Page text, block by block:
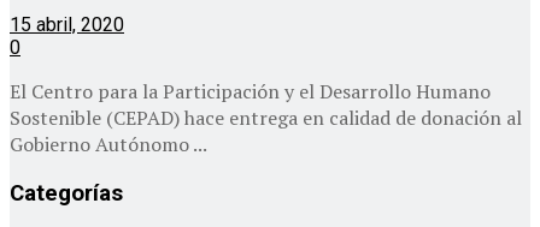
15 abril, 2020
0
El Centro para la Participación y el Desarrollo Humano
Sostenible (CEPAD) hace entrega en calidad de donación al
Gobierno Autónomo ...
Categorías